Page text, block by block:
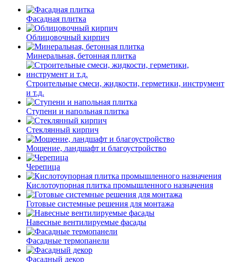
Фасадная плитка
Облицовочный кирпич
Минеральная, бетонная плитка
Строительные смеси, жидкости, герметики, инструмент
и т.д.
Ступени и напольная плитка
Cтеклянный кирпич
Мощение, ландшафт и благоустройство
Черепица
Кислотоупорная плитка промышленного назначения
Готовые системные решения для монтажа
Навесные вентилируемые фасады
Фасадные термопанели
Фасадный декор